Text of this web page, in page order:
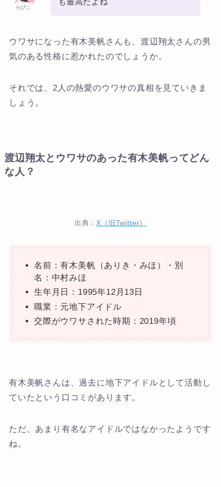
らびこ
ウワサになった有木美帆さんも、渡辺翔太さんの男
気のある性格に惹かれたのでしょうか。
それでは、2人の熱愛のウワサの真相を見ていきま
しょう。
渡辺翔太とウワサのあった有木美帆ってどん
な人？
出典：X（旧Twitter）
名前：有木美帆（ありき・みほ）・別
名：中村みほ
生年月日：1995年12月13日
職業：元地下アイドル
交際がウワサされた時期：2019年頃
有木美帆さんは、過去に地下アイドルとして活動し
ていたという口コミがあります。
ただ、あまり有名なアイドルではなかったようです
ね。